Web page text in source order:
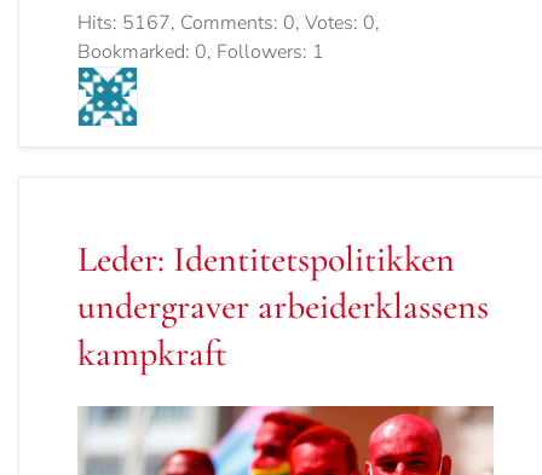
Hits: 5167, Comments: 0, Votes: 0,
Bookmarked: 0, Followers: 1
Leder: Identitetspolitikken
undergraver arbeiderklassens
kampkraft